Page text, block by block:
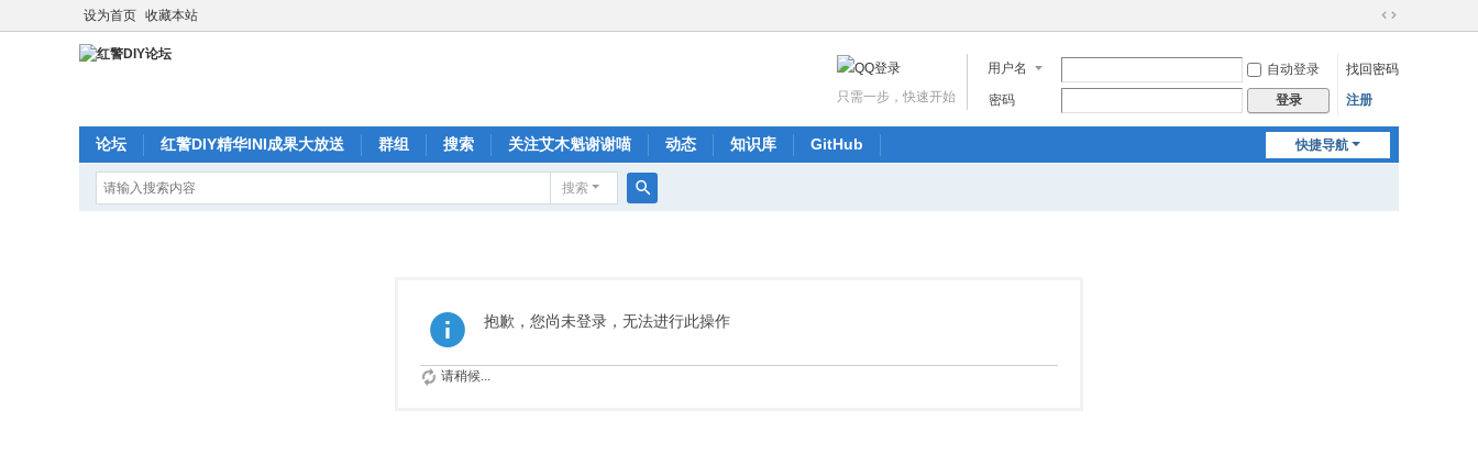
设为首页 收藏本站
切
到
用户名 自动登录
找回密码
密码
登录 注册
只需一步，快速开始
快捷导航
论坛 红警DIY精华INI成果大放送 群组 搜索 关注艾木魁谢谢喵 动态 知识库 GitHub
搜索
抱歉，您尚未登录，无法进行此操作
请稍候...